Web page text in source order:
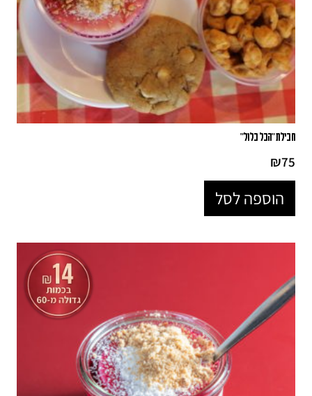
חבילת "הכל כלול"
₪75
הוספה לסל